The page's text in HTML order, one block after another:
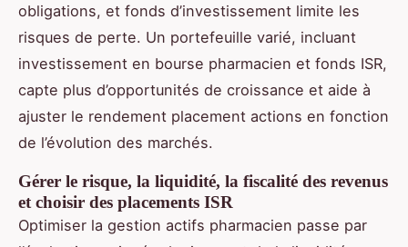
obligations, et fonds d’investissement limite les
risques de perte. Un portefeuille varié, incluant
investissement en bourse pharmacien et fonds ISR,
capte plus d’opportunités de croissance et aide à
ajuster le rendement placement actions en fonction
de l’évolution des marchés.
Gérer le risque, la liquidité, la fiscalité des revenus
et choisir des placements ISR
Optimiser la gestion actifs pharmacien passe par